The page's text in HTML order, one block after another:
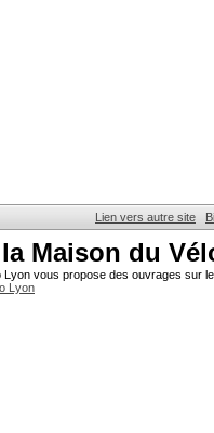
Lien vers autre site
Maison du
Lyon vous propose des ouvrages sur
Lyon